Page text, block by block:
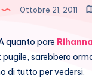
Ottobre 21, 2011
quanto pare Rihanna
pugile, sarebbero
di tutto per vedersi.